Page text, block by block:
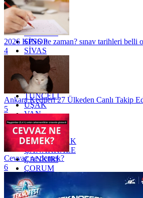
OSMANİYE
RİZE
SAKARYA
SAMSUN
SİNOP
SİVAS
SİİRT
TEKİRDAĞ
TOKAT
TRABZON
TUNCELİ
UŞAK
VAN
YALOVA
YOZGAT
ZONGULDAK
ÇANAKKALE
ÇANKIRI
ÇORUM
İSTANBUL
İZMİR
ŞANLIURFA
2026 KPSS ne zaman? sınav tarihleri belli
4
Ankara Kedileri 27 Ülkeden Canlı Takip
5
Cevvaz ne demek?
6